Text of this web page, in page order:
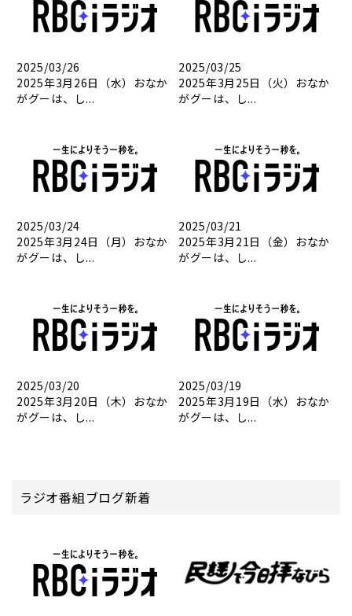
2025/03/26
2025年3月26日（水）おなか
がグーは、し...
2025/03/25
2025年3月25日（火）おなか
がグーは、し...
2025/03/24
2025年3月24日（月）おなか
がグーは、し...
2025/03/21
2025年3月21日（金）おなか
がグーは、し...
2025/03/20
2025年3月20日（木）おなか
がグーは、し...
2025/03/19
2025年3月19日（水）おなか
がグーは、し...
ラジオ番組ブログ新着